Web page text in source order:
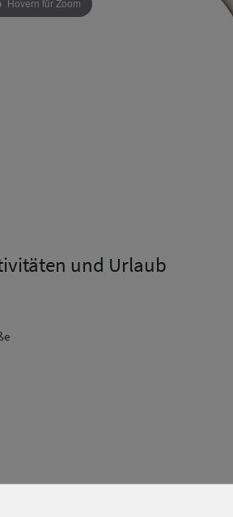
Hovern für Zoom
und Urlaub